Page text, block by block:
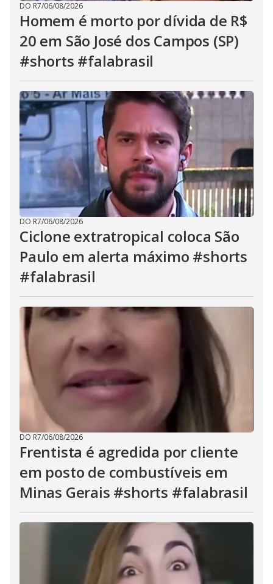
DO R7/06/08/2026
Homem é morto por dívida de R$
20 em São José dos Campos (SP)
#shorts #falabrasil
DO R7/06/08/2026
Ciclone extratropical coloca São
Paulo em alerta máximo #shorts
#falabrasil
DO R7/06/08/2026
Frentista é agredida por cliente
em posto de combustíveis em
Minas Gerais #shorts #falabrasil